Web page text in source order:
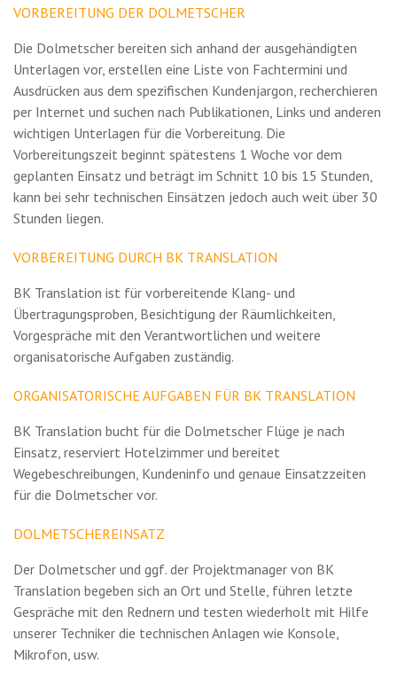
VORBEREITUNG DER DOLMETSCHER
Die Dolmetscher bereiten sich anhand der ausgehändigten
Unterlagen vor, erstellen eine Liste von Fachtermini und
Ausdrücken aus dem spezifischen Kundenjargon, recherchieren
per Internet und suchen nach Publikationen, Links und anderen
wichtigen Unterlagen für die Vorbereitung. Die
Vorbereitungszeit beginnt spätestens 1 Woche vor dem
geplanten Einsatz und beträgt im Schnitt 10 bis 15 Stunden,
kann bei sehr technischen Einsätzen jedoch auch weit über 30
Stunden liegen.
VORBEREITUNG DURCH BK TRANSLATION
BK Translation ist für vorbereitende Klang- und
Übertragungsproben, Besichtigung der Räumlichkeiten,
Vorgespräche mit den Verantwortlichen und weitere
organisatorische Aufgaben zuständig.
ORGANISATORISCHE AUFGABEN FÜR BK TRANSLATION
BK Translation bucht für die Dolmetscher Flüge je nach
Einsatz, reserviert Hotelzimmer und bereitet
Wegebeschreibungen, Kundeninfo und genaue Einsatzzeiten
für die Dolmetscher vor.
DOLMETSCHEREINSATZ
Der Dolmetscher und ggf. der Projektmanager von BK
Translation begeben sich an Ort und Stelle, führen letzte
Gespräche mit den Rednern und testen wiederholt mit Hilfe
unserer Techniker die technischen Anlagen wie Konsole,
Mikrofon, usw.